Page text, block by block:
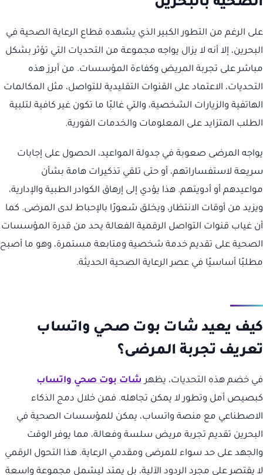
على الرغم من التطور الكبير الذي يشهده قطاع الرعاية الصحية في
البحرين، إلا أنه لا يزال يواجه مجموعة من التحديات التي تؤثر بشكل
مباشر على تجربة المريض وكفاءة المؤسسات. من أبرز هذه
التحديات، الاعتماد على القنوات التقليدية للتواصل، مثل المكالمات
الهاتفية والزيارات الشخصية، والتي غالبًا ما تكون غير كافية لتلبية
الطلب المتزايد على المعلومات والخدمات الفورية.
يواجه المرضى صعوبة في جدولة المواعيد، الحصول على إجابات
سريعة لاستفساراتهم، أو حتى تلقي تذكيرات هامة بشأن
مواعيدهم أو أدويتهم. هذا يؤدي إلى إرهاق الكوادر الطبية والإدارية،
ويزيد من أوقات الانتظار، ويخلق شعورًا بالإحباط لدى المرضى. كما
أن غياب قنوات التواصل الرقمية الفعالة يحد من قدرة المؤسسات
الصحية على تقديم خدمة شخصية ومتابعة مستمرة، وهو ما أصبح
مطلبًا أساسيًا في عصر الرعاية الصحية الحديثة.
كيف يعيد شات بوت صحي واتساب
تعريف تجربة المرضى؟
في خضم هذه التحديات، يظهر شات بوت صحي واتساب
كبصيص أمل وتطور لا يمكن تجاهله. فمن خلال دمج الذكاء
الاصطناعي مع منصة واتساب، يمكن للمؤسسات الصحية في
البحرين تقديم تجربة مريض سلسة وفعالة، مما يوفر الوقت
والجهد على حد سواء للمرضى ومقدمي الرعاية. هذا التحول الرقمي
لا يقتصر على مجرد الردود الآلية، بل يمتد ليشمل مجموعة واسعة